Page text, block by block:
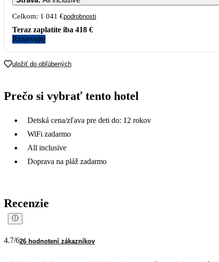
Celkom: 1 041 €podrobnosti
Teraz zaplatíte iba 418 €
Rezervujte
uložiť do obľúbených
Prečo si vybrať tento hotel
Detská cena/zľava pre deti do: 12 rokov
WiFi zadarmo
All inclusive
Doprava na pláž zadarmo
Recenzie
4.7/626 hodnotení zákazníkov